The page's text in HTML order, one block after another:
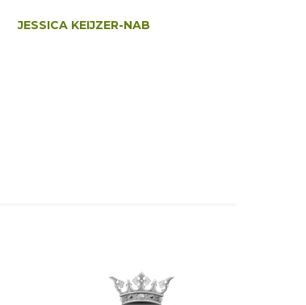
JESSICA KEIJZER-NAB